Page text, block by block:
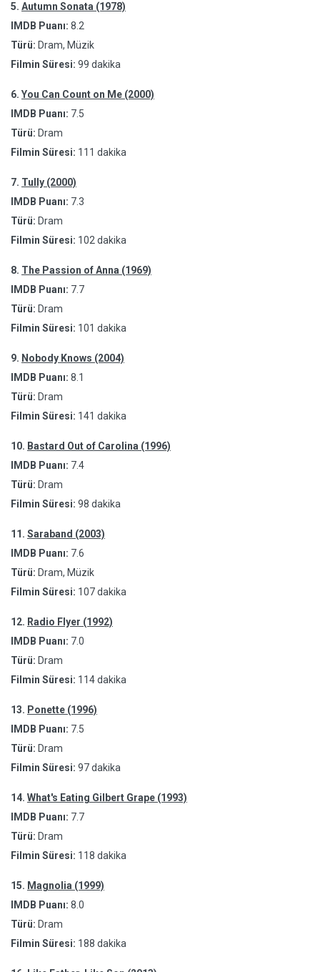
5. Autumn Sonata (1978)
IMDB Puanı: 8.2
Türü: Dram, Müzik
Filmin Süresi: 99 dakika
6. You Can Count on Me (2000)
IMDB Puanı: 7.5
Türü: Dram
Filmin Süresi: 111 dakika
7. Tully (2000)
IMDB Puanı: 7.3
Türü: Dram
Filmin Süresi: 102 dakika
8. The Passion of Anna (1969)
IMDB Puanı: 7.7
Türü: Dram
Filmin Süresi: 101 dakika
9. Nobody Knows (2004)
IMDB Puanı: 8.1
Türü: Dram
Filmin Süresi: 141 dakika
10. Bastard Out of Carolina (1996)
IMDB Puanı: 7.4
Türü: Dram
Filmin Süresi: 98 dakika
11. Saraband (2003)
IMDB Puanı: 7.6
Türü: Dram, Müzik
Filmin Süresi: 107 dakika
12. Radio Flyer (1992)
IMDB Puanı: 7.0
Türü: Dram
Filmin Süresi: 114 dakika
13. Ponette (1996)
IMDB Puanı: 7.5
Türü: Dram
Filmin Süresi: 97 dakika
14. What's Eating Gilbert Grape (1993)
IMDB Puanı: 7.7
Türü: Dram
Filmin Süresi: 118 dakika
15. Magnolia (1999)
IMDB Puanı: 8.0
Türü: Dram
Filmin Süresi: 188 dakika